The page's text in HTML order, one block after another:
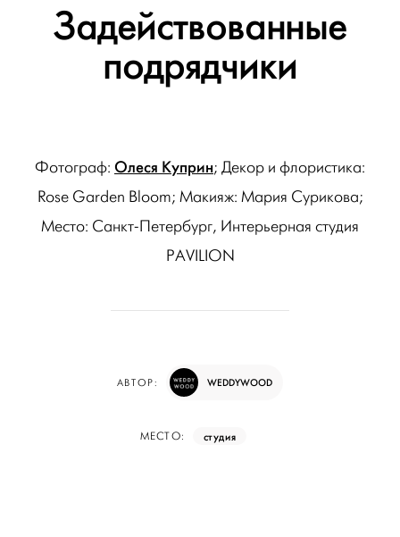
Задействованные
подрядчики
Фотограф: Олеся Куприн; Декор и флористика:
Rose Garden Bloom; Макияж: Мария Сурикова;
Место: Санкт-Петербург, Интерьерная студия
PAVILION
АВТОР: WEDDYWOOD
МЕСТО: студия